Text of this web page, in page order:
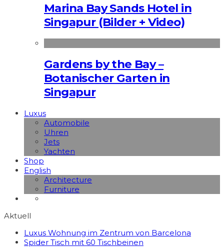
Marina Bay Sands Hotel in
Singapur (Bilder + Video)
Gardens by the Bay –
Botanischer Garten in
Singapur
Luxus
Automobile
Uhren
Jets
Yachten
Shop
English
Architecture
Furniture
Aktuell
Luxus Wohnung im Zentrum von Barcelona
Spider Tisch mit 60 Tischbeinen